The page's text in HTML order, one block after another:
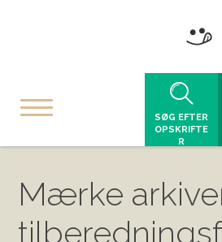
SØG EFTER
OPSKRIFTE
R
Mærke